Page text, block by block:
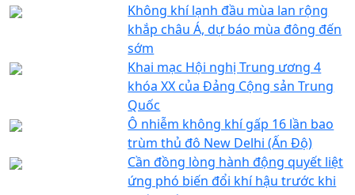
Không khí lạnh đầu mùa lan rộng
khắp châu Á, dự báo mùa đông đến
sớm
Khai mạc Hội nghị Trung ương 4
khóa XX của Đảng Cộng sản Trung
Quốc
Ô nhiễm không khí gấp 16 lần bao
trùm thủ đô New Delhi (Ấn Độ)
Cần đồng lòng hành động quyết liệt
ứng phó biến đổi khí hậu trước khi